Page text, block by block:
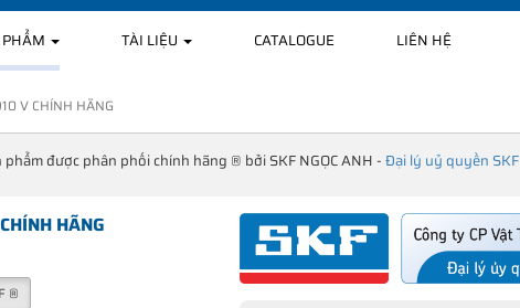
TÀI LIỆU CATALOGUE LIÊN HỆ
V CHÍNH HÃNG
phẩm được phân phối chính hãng ® bởi SKF NGỌC ANH -Đại lý uỷ quyền SKF
HÃNG
®